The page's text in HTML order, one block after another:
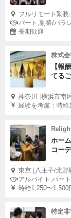
フルリモート勤
パート,副業/パラ
長期歓迎
株式
【報
てる
神奈川 [横浜市南
経験を考慮：時給
ホー
コー
東京 [八王子/北野
アルバイト,パー
時給1,250〜1,500
特定